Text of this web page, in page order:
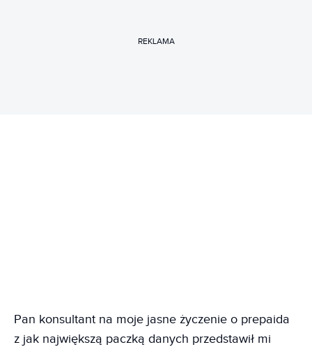
REKLAMA
Pan konsultant na moje jasne życzenie o prepaida
z jak największą paczką danych przedstawił mi